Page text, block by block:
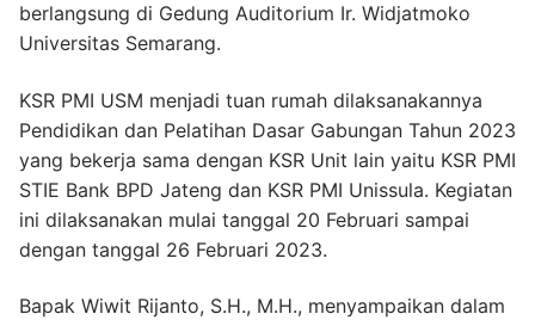
berlangsung di Gedung Auditorium Ir. Widjatmoko
Universitas Semarang.
KSR PMI USM menjadi tuan rumah dilaksanakannya
Pendidikan dan Pelatihan Dasar Gabungan Tahun 2023
yang bekerja sama dengan KSR Unit lain yaitu KSR PMI
STIE Bank BPD Jateng dan KSR PMI Unissula. Kegiatan
ini dilaksanakan mulai tanggal 20 Februari sampai
dengan tanggal 26 Februari 2023.
Bapak Wiwit Rijanto, S.H., M.H., menyampaikan dalam